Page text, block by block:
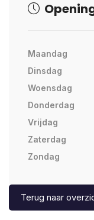
Maandag
Dinsdag
Woensdag
Donderdag
Vrijdag
Zaterdag
Zondag
Terug naar